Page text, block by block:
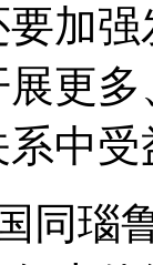
加
更
中受
瑙鲁